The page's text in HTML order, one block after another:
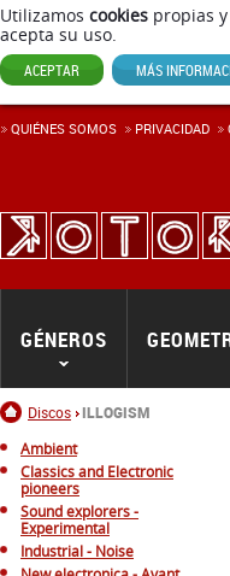
Utilizamos cookies propias
acepta su uso.
ACEPTAR MÁS
Inicio
Discos ILLOGISM
GÉNEROS
QUIÉNES SOMOS PRIVACIDAD
Ambient
Classics and Electronic
pioneers
Sound explorers -
Experimental
Industrial - Noise